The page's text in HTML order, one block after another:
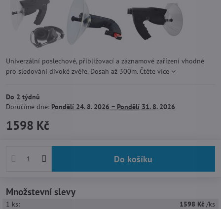
Univerzální poslechové, přibližovací a záznamové zařízení vhodné
pro sledování divoké zvěře. Dosah až 300m. Čtěte více
Do 2 týdnů
Doručíme dne: Pondělí 24. 8. 2026 − Pondělí 31. 8. 2026
1598 Kč
Do košíku
Množstevní slevy
1 ks: 1598 Kč /ks